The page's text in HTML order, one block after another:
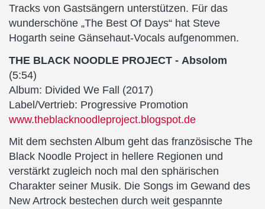
Tracks von Gastsängern unterstützen. Für das
wunderschöne „The Best Of Days“ hat Steve
Hogarth seine Gänsehaut-Vocals aufgenommen.
THE BLACK NOODLE PROJECT - Absolom
(5:54)
Album: Divided We Fall (2017)
Label/Vertrieb: Progressive Promotion
www.theblacknoodleproject.blogspot.de
Mit dem sechsten Album geht das französische The
Black Noodle Project in hellere Regionen und
verstärkt zugleich noch mal den sphärischen
Charakter seiner Musik. Die Songs im Gewand des
New Artrock bestechen durch weit gespannte